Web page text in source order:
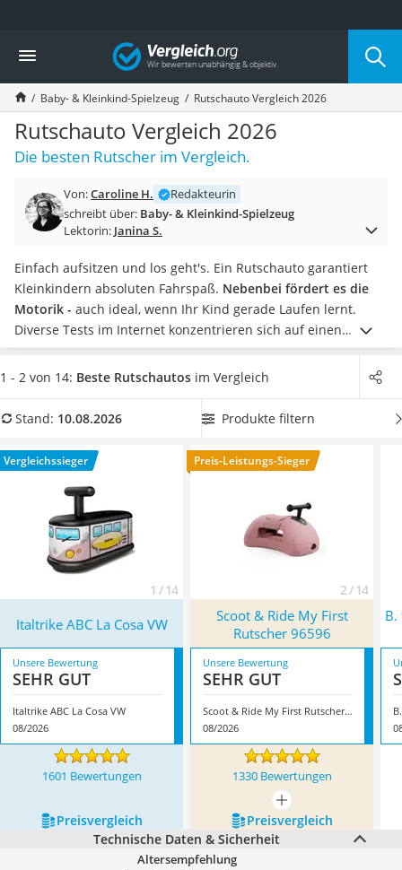
Die beliebtesten Vergleiche nach Kategorie
Kind & Baby
Babyphone mit 2 Kameras
Walkie-Talkie Kinder
Kindermatratzen
Babywippe
Rollschuhe für Kinder
Laufrad
Kinderschubkarre
Kinderuhr
Babyphone
Treppenschutzgitter
Kindersitz ab 4 Jahren
Kinderroller 3 Räder
Ferngesteuertes Auto
Barfußschuhe Kinder
Kinder-Mikroskop
Ferngesteuerter Hubschrauber
Vergleich
Baby- & Kleinkind-Spielzeug Rutschauto Vergleich 2026
Rutschauto Vergleich 2026
Die besten Rutscher im Vergleich.
Von:Caroline H.
Redakteurin
schreibt über: Baby- & Kleinkind-Spielzeug
Lektorin: Janina S.
Einfach aufsitzen und los geht's. Ein Rutschauto garantiert
Kleinkindern absoluten Fahrspaß. Nebenbei fördert es die
Motorik - auch ideal, wenn Ihr Kind gerade Laufen lernt.
Diverse Tests im Internet konzentrieren sich auf einen
sicheren Fahrspaß. Dazu gehören ein rutschfester Lenker
sowie ein breiter Sitz, der genug Halt gewährt. Wählen Sie
aus unserer Vergleichstabelle, damitIhr Kind sicher mit dem
besonders das Modell
Italtrike ABC La Cosa VW* mit seinen
Eigenschaften.
1 - 2 von 14: Beste Rutschautos im Vergleich
Stand: 10.08.2026 Produkte filtern
Vergleichssieger
1 / 14
Preis-Leistungs-Sieger
2 / 14
Italtrike ABC La Cosa VW
Scoot & Ride My First
Rutscher 96596
B.
Unsere Bewertung
SEHR GUT
Italtrike ABC La Cosa VW
08/2026
Unsere Bewertung
SEHR GUT
Scoot & Ride My First Rutscher 96596
08/2026
1601 Bewertungen 1330 Bewertungen
mehr anzeigen
Preis­vergleich
Preis­vergleich
Technische Daten & Sicherheit
Altersempfehlung